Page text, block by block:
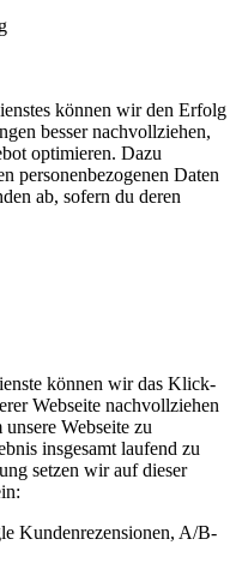
können wir den Erfolg
besser nachvollziehen,
optimieren. Dazu
personenbezogenen Daten
ab, sofern du deren
können wir das Klick-
Webseite nachvollziehen
Webseite zu
insgesamt laufend zu
setzen wir auf dieser
Kundenrezensionen, A/B-